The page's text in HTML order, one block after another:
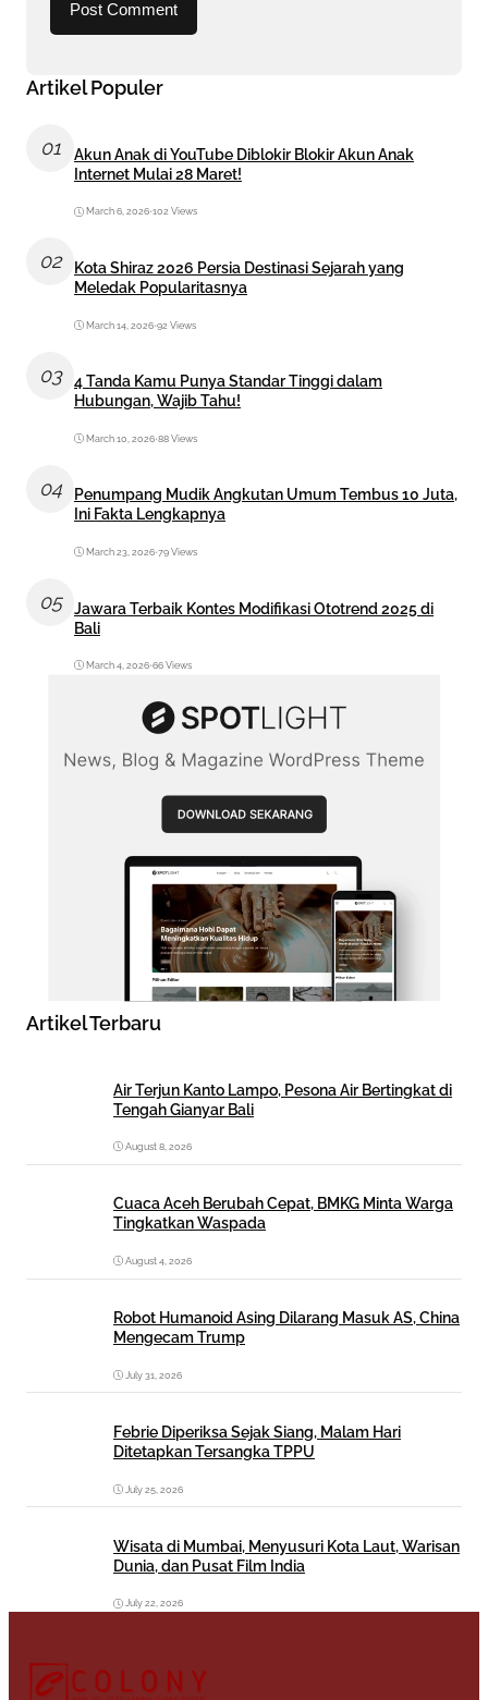
Artikel Populer
01
Akun Anak di YouTube Diblokir Blokir Akun Anak
Internet Mulai 28 Maret!
March 6, 2026•102 Views
02
Kota Shiraz 2026 Persia Destinasi Sejarah yang
Meledak Popularitasnya
March 14, 2026•92 Views
03
4 Tanda Kamu Punya Standar Tinggi dalam
Hubungan, Wajib Tahu!
March 10, 2026•88 Views
04
Penumpang Mudik Angkutan Umum Tembus 10 Juta,
Ini Fakta Lengkapnya
March 23, 2026•79 Views
05
Jawara Terbaik Kontes Modifikasi Ototrend 2025 di
Bali
March 4, 2026•66 Views
Artikel Terbaru
Air Terjun Kanto Lampo, Pesona Air Bertingkat di
Tengah Gianyar Bali
August 8, 2026
Cuaca Aceh Berubah Cepat, BMKG Minta Warga
Tingkatkan Waspada
August 4, 2026
Robot Humanoid Asing Dilarang Masuk AS, China
Mengecam Trump
July 31, 2026
Febrie Diperiksa Sejak Siang, Malam Hari
Ditetapkan Tersangka TPPU
July 25, 2026
Wisata di Mumbai, Menyusuri Kota Laut, Warisan
Dunia, dan Pusat Film India
July 22, 2026